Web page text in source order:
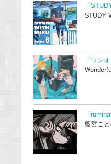
『
STUDY
『ワン
『
藍宮こと